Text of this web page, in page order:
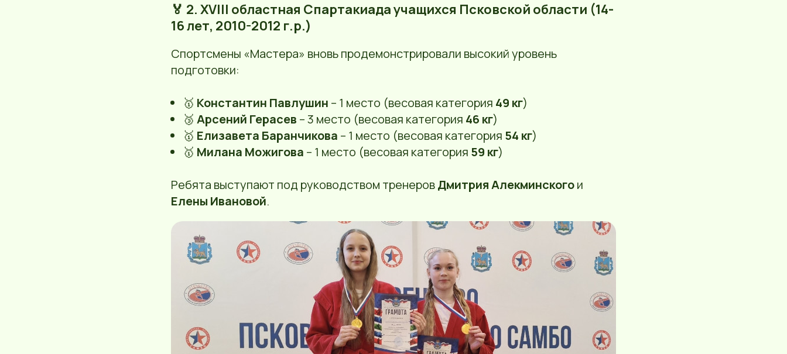
🏅 2. XVIII областная Спартакиада учащихся Псковской области (14-
16 лет, 2010-2012 г.р.)
Спортсмены «Мастера» вновь продемонстрировали высокий уровень
подготовки:
🥇 Константин Павлушин – 1 место (весовая категория 49 кг)
🥉 Арсений Герасев – 3 место (весовая категория 46 кг)
🥇 Елизавета Баранчикова – 1 место (весовая категория 54 кг)
🥇 Милана Можигова – 1 место (весовая категория 59 кг)
Ребята выступают под руководством тренеровДмитрия Алекминскогои
Елены Ивановой.